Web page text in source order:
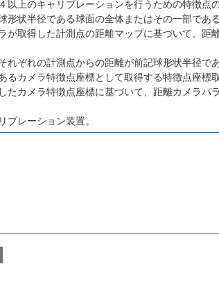
以上のキャリブレーションを行うための特徴点
形状半径である球面の全体またはその一部であ
が取得した計測点の距離マップに基づいて、距
れぞれの計測点からの距離が前記球形状半径で
るカメラ特徴点座標として取得する特徴点座標取
たカメラ特徴点座標に基づいて、距離カメラパ
ブレーション装置。